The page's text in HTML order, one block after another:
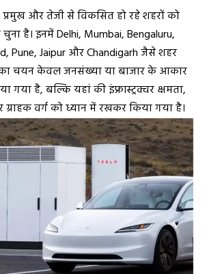
और तेजी से विकसित हो रहे शहरों को
है। इनमें Delhi, Mumbai, Bengaluru,
Pune, Jaipur और Chandigarh जैसे शहर
का चयन केवल जनसंख्या या बाजार के आकार
गया है, बल्कि यहां की इंफ्रास्ट्रक्चर क्षमता,
वर्ग को ध्यान में रखकर किया गया है।